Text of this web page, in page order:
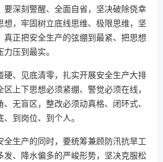
要深刻警醒、全面自省，坚决破除侥幸
想，牢固树立底线思维、极限思维，坚
真正把安全生产的弦绷到最紧、把思想
压到最实。
硬、见底清零，扎实开展安全生产大排
上下思想必须紧绷、警觉必须在线，
无盲区，整改必须动真格、闭环式、
到岗位、到个人。
全生产的同时，要统筹兼顾防汛抗旱工
发、降水偏多的严峻形势，坚决克服松